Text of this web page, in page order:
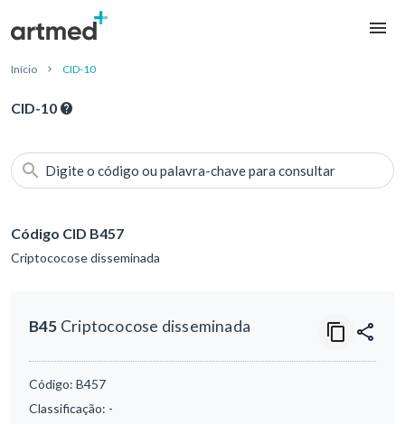
Início CID-10
CID-10
Digite o código ou palavra-chave para consultar
Código CID B457
Criptococose disseminada
B45 Criptococose disseminada
Código: B457
Classificação: -